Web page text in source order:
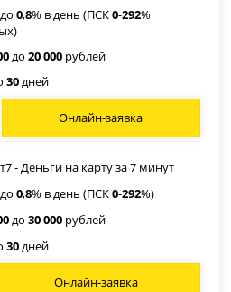
0,8% в день (ПСК0-292%
до20 000 рублей
30дней
Онлайн-заявка
- Деньги на карту за 7 минут
0,8% в день (ПСК0-292%)
до30 000 рублей
30дней
Онлайн-заявка